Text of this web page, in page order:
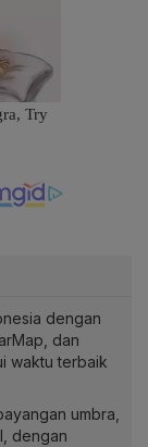
dengan
dan
waktu terbaik
umbra,
dengan